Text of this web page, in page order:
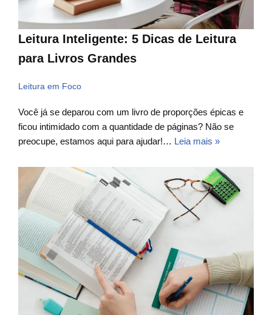
Leitura Inteligente: 5 Dicas de Leitura
para Livros Grandes
Leitura em Foco
Você já se deparou com um livro de proporções épicas e
ficou intimidado com a quantidade de páginas? Não se
preocupe, estamos aqui para ajudar!… Leia mais »